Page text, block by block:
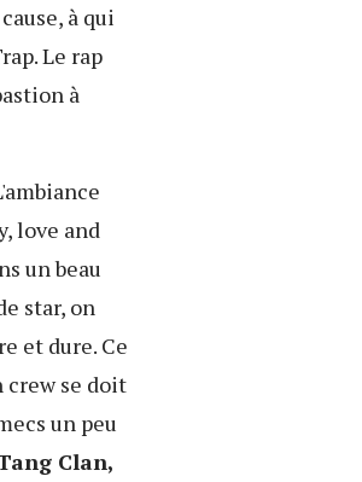
à qui
Le rap
à
love and
un beau
star, on
et dure. Ce
crew se doit
un peu
Clan,